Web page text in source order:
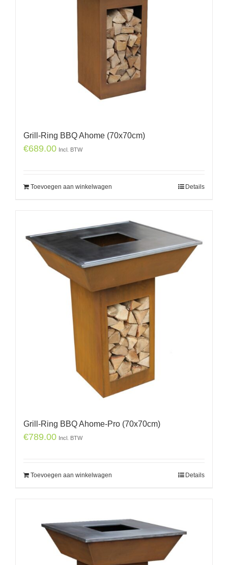
Grill-Ring BBQ Ahome (70x70cm)
€689.00 Incl. BTW
Toevoegen aan winkelwagen Details
Grill-Ring BBQ Ahome-Pro (70x70cm)
€789.00 Incl. BTW
Toevoegen aan winkelwagen Details